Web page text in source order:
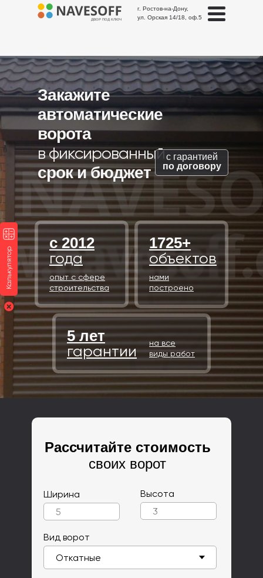
г. Ростов-на-Дону,
ул. Орская 14/18, оф.5
ДВОР ПОД КЛЮЧ
Ширина Высота
Вид ворот
Рассчитайте стоимость
своих ворот
Закажите
автоматические
ворота
в фиксированный
срок и бюджет
с гарантией
по договору
на все
виды работ
5 лет
гарантии
нами
построено
1725+
объектов
опыт с сфере
строительства
с 2012
года
Калькулятор